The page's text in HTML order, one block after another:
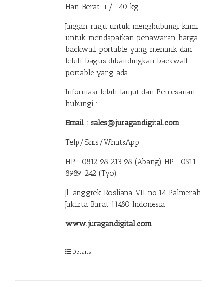
Hari Berat +/-40 kg
Jangan ragu untuk menghubungi kami
untuk mendapatkan penawaran harga
backwall portable yang menarik dan
lebih bagus dibandingkan backwall
portable yang ada.
Informasi lebih lanjut dan Pemesanan
hubungi :
Email : sales@juragandigital.com
Telp/Sms/WhatsApp
HP : 0812 98 213 98 (Abang) HP : 0811
8989 242 (Tyo)
Jl. anggrek Rosliana VII no.14 Palmerah
Jakarta Barat 11480 Indonesia
www.juragandigital.com
Details